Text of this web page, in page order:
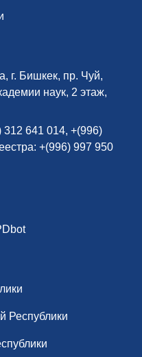
г. Бишкек, пр. Чуй,
наук, 2 этаж,
641 014, +(996)
+(996) 997 950
Республики